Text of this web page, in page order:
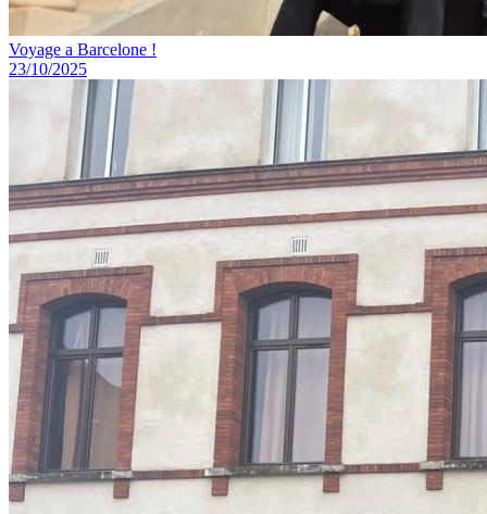
Voyage a Barcelone !
23/10/2025